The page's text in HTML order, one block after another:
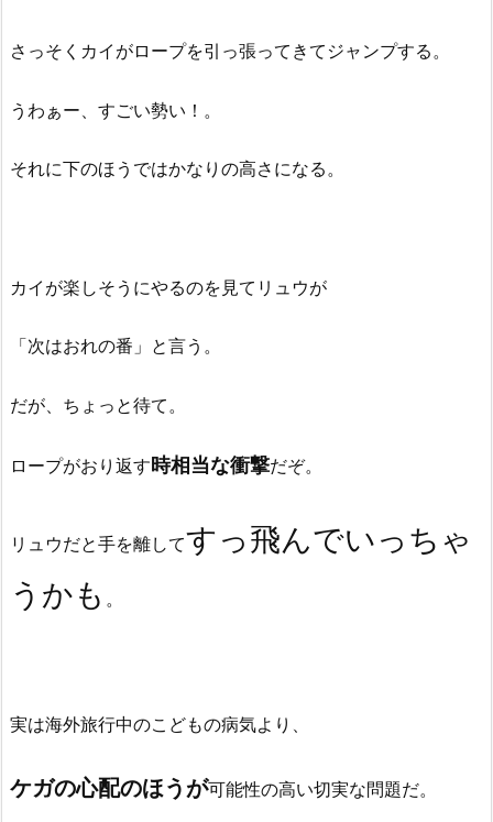
さっそくカイがロープを引っ張ってきてジャンプする。
うわぁー、すごい勢い！。
それに下のほうではかなりの高さになる。
カイが楽しそうにやるのを見てリュウが
「次はおれの番」と言う。
だが、ちょっと待て。
ロープがおり返す時相当な衝撃だぞ。
リュウだと手を離してすっ飛んでいっちゃ
うかも 。
実は海外旅行中のこどもの病気より、
ケガの心配のほうが可能性の高い切実な問題だ。